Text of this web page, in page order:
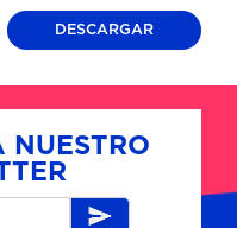
DESCARGAR
NUESTRO